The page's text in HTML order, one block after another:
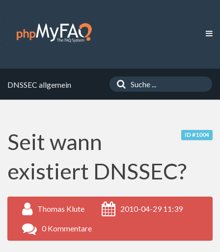
DNSSEC allgemein
ID #1004
Seit wann
existiert DNSSEC?
Thomas Klute 2010-04-29 11:39
0 Kommentare